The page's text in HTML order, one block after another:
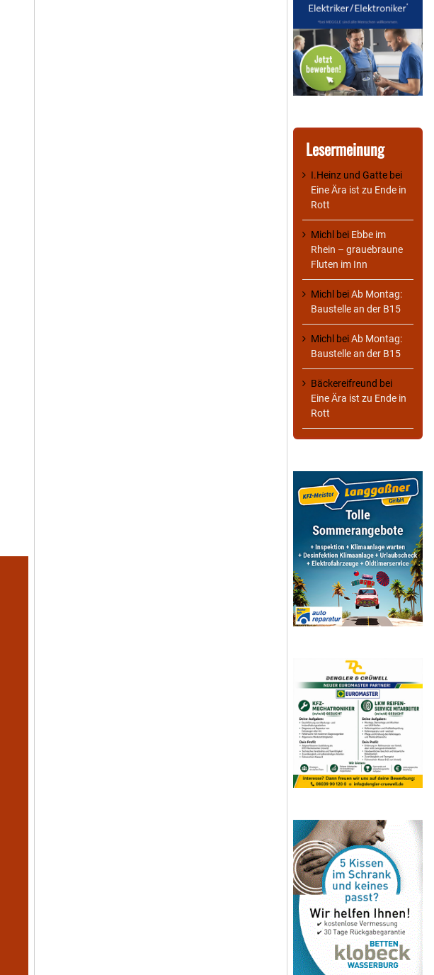
Lesermeinung
I.Heinz und Gatte bei
Eine Ära ist zu Ende in
Rott
Michl bei Ebbe im
Rhein – grauebraune
Fluten im Inn
Michl beiAb Montag:
Baustelle an der B15
Michl beiAb Montag:
Baustelle an der B15
Bäckereifreund bei
Eine Ära ist zu Ende in
Rott